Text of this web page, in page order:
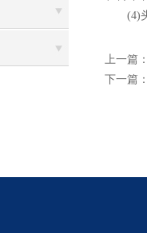
(4)头
上一篇
下一篇